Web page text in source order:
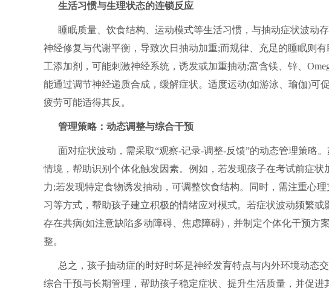
生活习惯与生理状态的连锁反应
睡眠质量、饮食结构、运动模式等生活习惯，与抽动症状波动
神经修复与代谢平衡，导致次日抽动加重;而规律、充足的睡眠则
工添加剂，可能刺激神经系统，诱发或加重抽动;富含镁、锌、
能通过调节神经递质合成，缓解症状。适度运动(如游泳、瑜伽)可
疲劳可能适得其反。
管理策略：动态调整与综合干预
面对症状波动，需采取“观察-记录-调整-反馈”的动态管理策略
情境，帮助识别个体化触发因素。例如，若发现孩子在考试前症
力;若发现特定食物诱发抽动，可调整饮食结构。同时，需注重心
习等方式，帮助孩子建立积极的情绪应对模式。若症状波动频繁
存在共病(如注意缺陷多动障碍、焦虑障碍)，并制定个体化干预方
整。
总之，孩子抽动症的时好时坏是神经发育特点与内外环境动态
综合干预与长期管理，帮助孩子稳定症状、提升生活质量，并促进